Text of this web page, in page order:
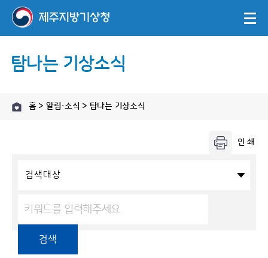
탐나는 기상소식
홈 > 알림·소식 > 탐나는 기상소식
검색대상
검색